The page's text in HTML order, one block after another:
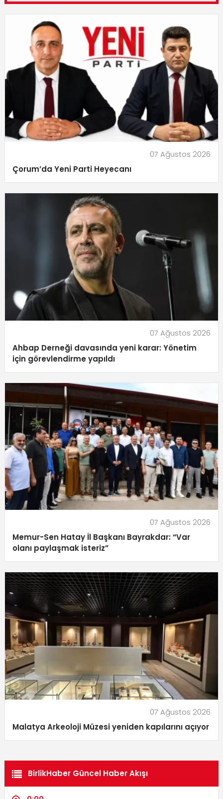
07 Ağustos 2026
Çorum’da Yeni Parti Heyecanı
07 Ağustos 2026
Ahbap Derneği davasında yeni karar: Yönetim
için görevlendirme yapıldı
07 Ağustos 2026
Memur-Sen Hatay İl Başkanı Bayrakdar: “Var
olanı paylaşmak isteriz”
07 Ağustos 2026
Malatya Arkeoloji Müzesi yeniden kapılarını açıyor
BirlikHaber Güncel Haber Akışı